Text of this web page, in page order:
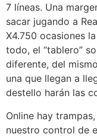
7 líneas. Una
sacar jugando a
X4.750 ocasiones
todo, el “tablero”
diferente, del
una que llegan a
destello harán las
Online hay
nuestro control de